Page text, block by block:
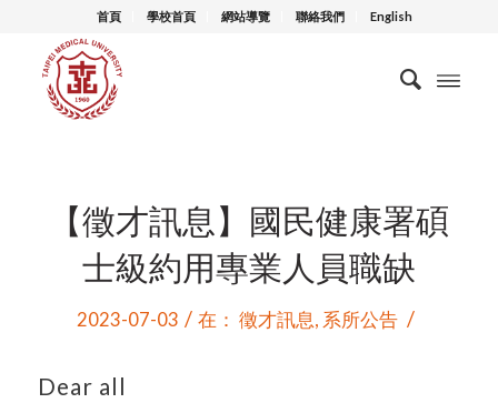
首頁 學校首頁 網站導覽 聯絡我們 English
【徵才訊息】國民健康署碩
士級約用專業人員職缺
2023-07-03 / 在：徵才訊息, 系所公告 /
Dear all